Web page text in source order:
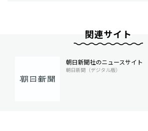
関連サイト
朝日新聞社のニュースサイト
朝日新聞（デジタル版）